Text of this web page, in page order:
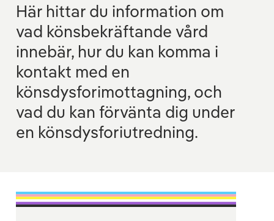
Här hittar du information om
vad könsbekräftande vård
innebär, hur du kan komma i
kontakt med en
könsdysforimottagning, och
vad du kan förvänta dig under
en könsdysforiutredning.